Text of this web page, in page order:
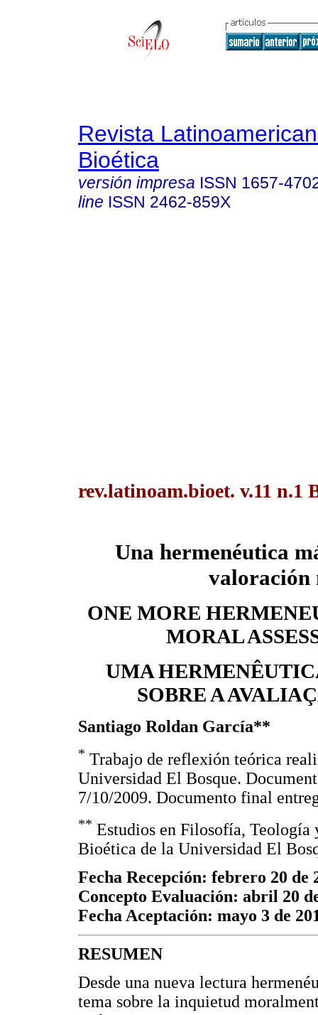
Revista
Bioética
versión impresa ISSN 1657-
line ISSN 2462-859X
rev.latinoam.bioet. v.11 n.1
Una hermenéutica
valoración
ONE MORE
MORAL
UMA
SOBRE A
Santiago Roldan García**
* Trabajo de reflexión teórica
Universidad El Bosque.
7/10/2009. Documento final
** Estudios en Filosofía,
Bioética de la Universidad El
Fecha Recepción: febrero 20 de
Concepto Evaluación: abril 20
Fecha Aceptación: mayo 3 de
RESUMEN
Desde una nueva lectura
tema sobre la inquietud